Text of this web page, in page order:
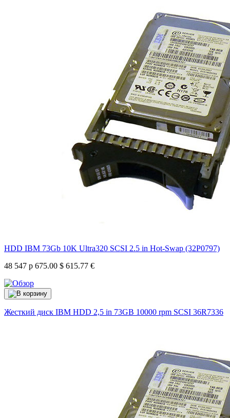
HDD IBM 73Gb 10K Ultra320 SCSI 2.5 in Hot-Swap (32P0797)
48 547 р 675.00 $ 615.77 €
Жесткий диск IBM HDD 2,5 in 73GB 10000 rpm SCSI 36R7336